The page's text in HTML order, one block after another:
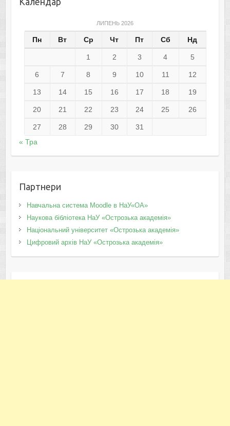
ЛИПЕНЬ 2026
Пн Вт Ср Чт Пт Сб Нд
1 2 3 4 5
6 7 8 9 10 11 12
13 14 15 16 17 18 19
20 21 22 23 24 25 26
27 28 29 30
31
« Тра
Партнери
Навчальна система Moodle в НаУ«ОА»
Наукова бібліотека НаУ «Острозька академія»
Національний університет «Острозька академія»
Цифровий архів НаУ «Острозька академія»